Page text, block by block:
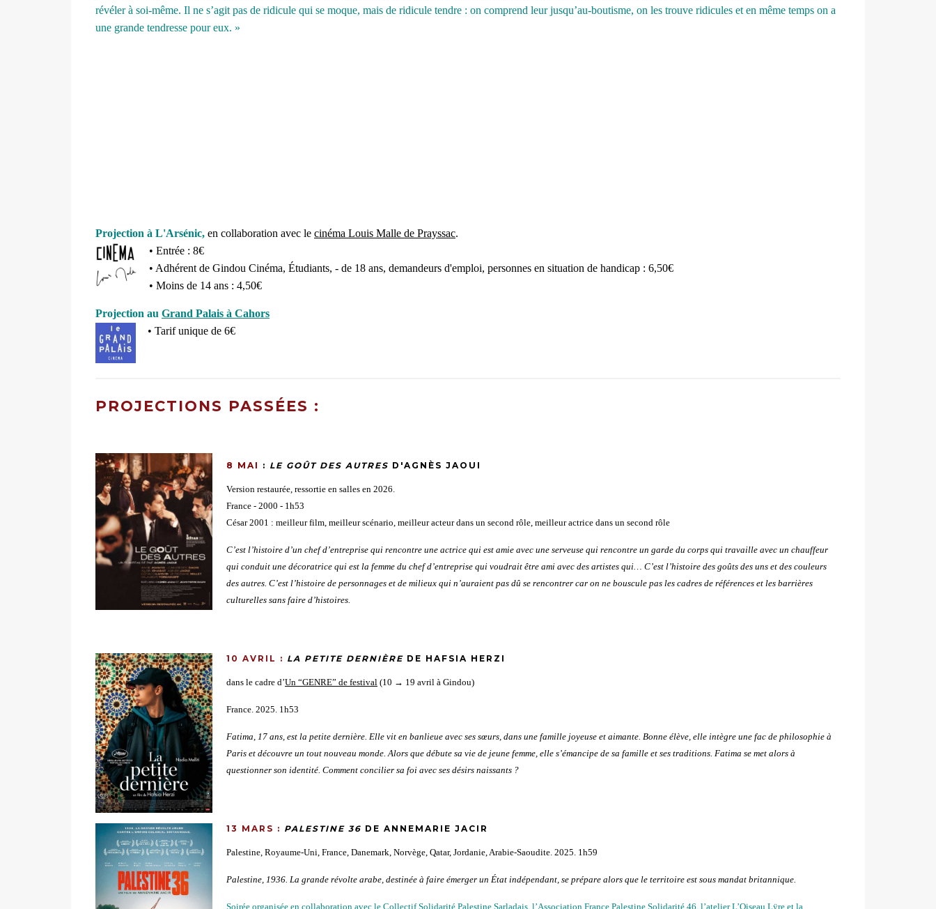
révéler à soi-même. Il ne s’agit pas de ridicule qui se moque, mais de ridicule tendre : on comprend leur jusqu’au-boutisme, on les trouve ridicules et en même temps on a
une grande tendresse pour eux. »
Projection à L'Arsénic, en collaboration avec le cinéma Louis Malle de Prayssac.
• Entrée : 8€
• Adhérent de Gindou Cinéma, Étudiants, - de 18 ans, demandeurs d'emploi, personnes en situation de handicap : 6,50€
• Moins de 14 ans : 4,50€
Projection au Grand Palais à Cahors
• Tarif unique de 6€
PROJECTIONS PASSÉES :
8 MAI : LE GOÛT DES AUTRES D'AGNÈS JAOUI
Version restaurée, ressortie en salles en 2026.
France - 2000 - 1h53
César 2001 : meilleur film, meilleur scénario, meilleur acteur dans un second rôle, meilleur actrice dans un second rôle
C’est l’histoire d’un chef d’entreprise qui rencontre une actrice qui est amie avec une serveuse qui rencontre un garde du corps qui travaille avec un chauffeur
qui conduit une décoratrice qui est la femme du chef d’entreprise qui voudrait être ami avec des artistes qui… C’est l’histoire des goûts des uns et des couleurs
des autres. C’est l’histoire de personnages et de milieux qui n’auraient pas dû se rencontrer car on ne bouscule pas les cadres de références et les barrières
culturelles sans faire d’histoires.
10 AVRIL : LA PETITE DERNIÈRE DE HAFSIA HERZI
dans le cadre d’Un “GENRE” de festival (10 → 19 avril à Gindou)
France. 2025. 1h53
Fatima, 17 ans, est la petite dernière. Elle vit en banlieue avec ses sœurs, dans une famille joyeuse et aimante. Bonne élève, elle intègre une fac de philosophie à
Paris et découvre un tout nouveau monde. Alors que débute sa vie de jeune femme, elle s’émancipe de sa famille et ses traditions. Fatima se met alors à
questionner son identité. Comment concilier sa foi avec ses désirs naissants ?
13 MARS : PALESTINE 36 DE ANNEMARIE JACIR
Palestine, Royaume-Uni, France, Danemark, Norvège, Qatar, Jordanie, Arabie-Saoudite. 2025. 1h59
Palestine, 1936. La grande révolte arabe, destinée à faire émerger un État indépendant, se prépare alors que le territoire est sous mandat britannique.
Soirée organisée en collaboration avec le Collectif Solidarité Palestine Sarladais, l’Association France Palestine Solidarité 46, l’atelier L’Oiseau Lÿre et la